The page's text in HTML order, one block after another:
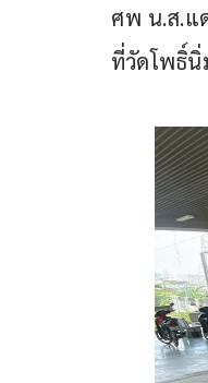
ศพ น.ส.แ
ที่วัดโพธิ์นิ่